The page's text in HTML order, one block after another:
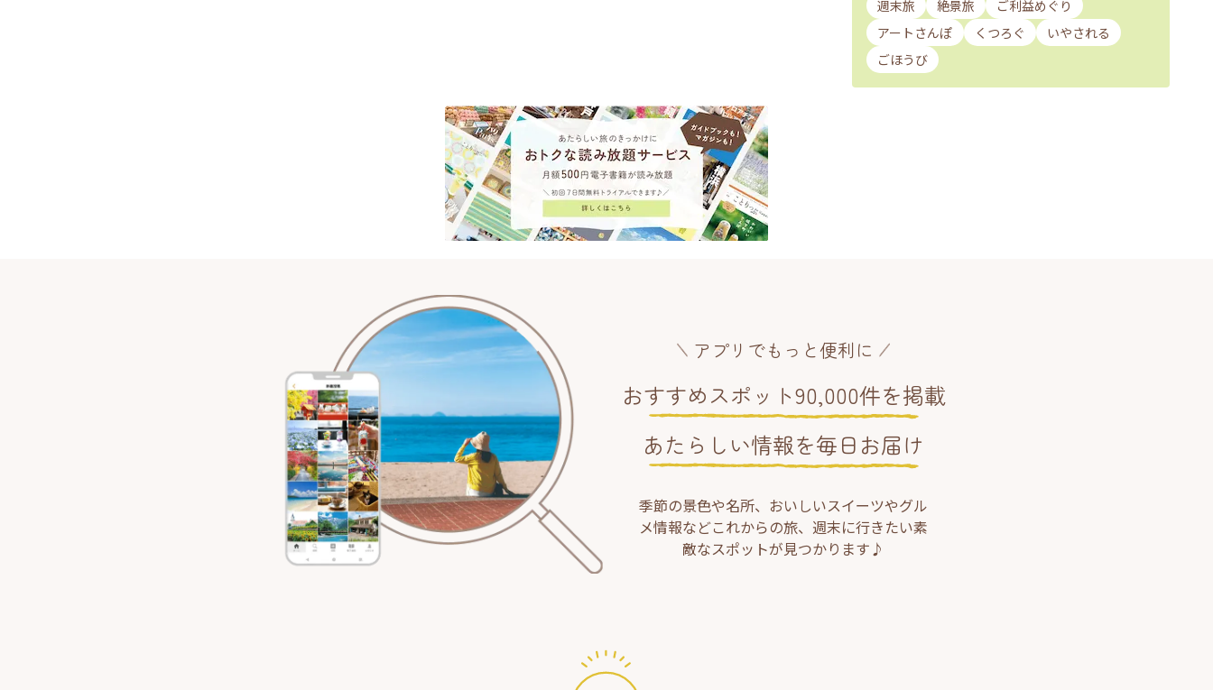
週末旅 絶景旅
ご利益めぐり
アートさんぽ
くつろぐ
いやされる
ごほうび
アプリでもっと便利に
おすすめスポット90,000件を掲載
あたらしい情報を毎日お届け
季節の景色や名所、おいしいスイーツやグル
メ情報などこれからの旅、週末に行きたい素
敵なスポットが見つかります♪